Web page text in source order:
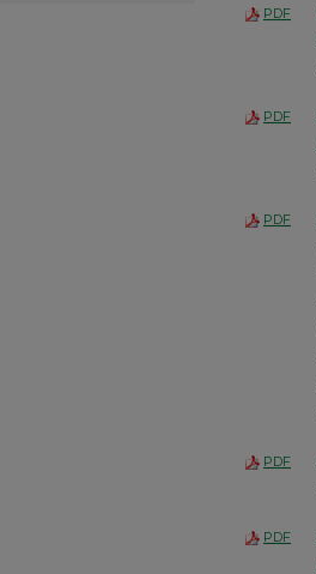
PDF
PDF
PDF
PDF
PDF